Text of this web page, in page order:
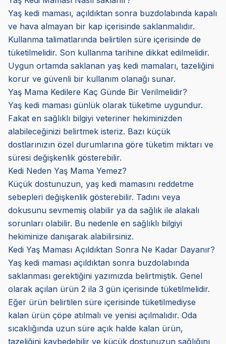
Yaş kedi maması, açıldıktan sonra buzdolabında kapalı
ve hava almayan bir kap içerisinde saklanmalıdır.
Kullanma talimatlarında belirtilen süre içerisinde de
tüketilmelidir. Son kullanma tarihine dikkat edilmelidir.
Uygun ortamda saklanan yaş kedi mamaları, tazeliğini
korur ve güvenli bir kullanım olanağı sunar.
Yaş Mama Kedilere Kaç Günde Bir Verilmelidir?
Yaş kedi maması günlük olarak tüketime uygundur.
Fakat en sağlıklı bilgiyi veteriner hekiminizden
alabileceğinizi belirtmek isteriz. Bazı küçük
dostlarınızın özel durumlarına göre tüketim miktarı ve
süresi değişkenlik gösterebilir.
Kedi Neden Yaş Mama Yemez?
Küçük dostunuzun, yaş kedi mamasını reddetme
sebepleri değişkenlik gösterebilir. Tadını veya
dokusunu sevmemiş olabilir ya da sağlık ile alakalı
sorunları olabilir. Bu nedenle en sağlıklı bilgiyi
hekiminize danışarak alabilirsiniz.
Kedi Yaş Maması Açıldıktan Sonra Ne Kadar Dayanır?
Yaş kedi maması açıldıktan sonra buzdolabında
saklanması gerektiğini yazımızda belirtmiştik. Genel
olarak açılan ürün 2 ila 3 gün içerisinde tüketilmelidir.
Eğer ürün belirtilen süre içerisinde tüketilmediyse
kalan ürün çöpe atılmalı ve yenisi açılmalıdır. Oda
sıcaklığında uzun süre açık halde kalan ürün,
tazeliğini kaybedebilir ve küçük dostunuzun sağlığını